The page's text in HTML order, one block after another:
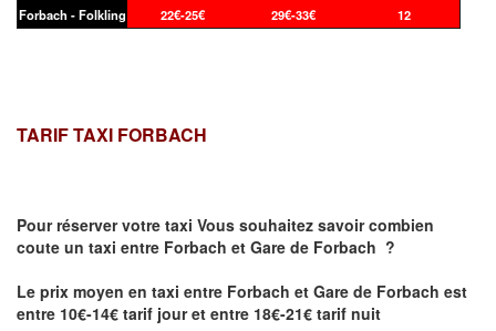
Forbach - Folkling 22€-25€ 29€-33€ 12
TARIF TAXI FORBACH
Pour réserver votre taxi Vous souhaitez savoircombien
coute un taxi entre Forbach et Gare de Forbach ?
Le prix moyen en taxi entre Forbach et Gare de Forbach est
entre 10€-14€ tarif jour et entre 18€-21€ tarif nuit